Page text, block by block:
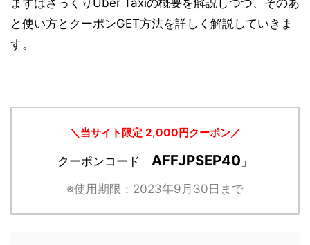
と使い方とクーポンGET方法を詳しく解説していきま
す。
＼当サイト限定 2,000円クーポン／
クーポンコード「AFFJPSEP40 」
※使用期限：2023年9月30日まで